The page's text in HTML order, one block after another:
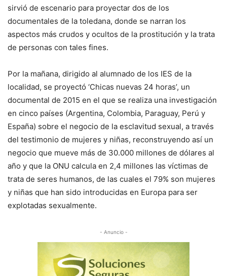
sirvió de escenario para proyectar dos de los
documentales de la toledana, donde se narran los
aspectos más crudos y ocultos de la prostitución y la trata
de personas con tales fines.
Por la mañana, dirigido al alumnado de los IES de la
localidad, se proyectó ‘Chicas nuevas 24 horas’, un
documental de 2015 en el que se realiza una investigación
en cinco países (Argentina, Colombia, Paraguay, Perú y
España) sobre el negocio de la esclavitud sexual, a través
del testimonio de mujeres y niñas, reconstruyendo así un
negocio que mueve más de 30.000 millones de dólares al
año y que la ONU calcula en 2,4 millones las víctimas de
trata de seres humanos, de las cuales el 79% son mujeres
y niñas que han sido introducidas en Europa para ser
explotadas sexualmente.
- Anuncio -